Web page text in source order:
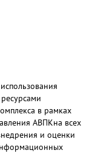
в рамках
АВПКна всех
и оценки